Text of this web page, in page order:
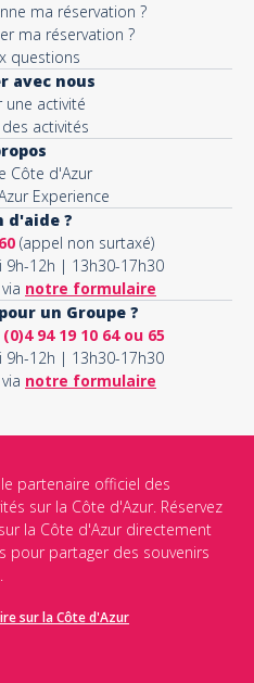
ma réservation ?
ma réservation ?
questions
avec nous
une activité
activités
Côte d'Azur
Experience
d'aide ?
(appel non surtaxé)
9h-12h | 13h30-17h30
notre formulaire
un Groupe ?
(0)4 94 19 10 64 ou 65
9h-12h | 13h30-17h30
notre formulaire
partenaire officiel des
sur la Côte d'Azur. Réservez
la Côte d'Azur directement
pour partager des souvenirs
sur la Côte d'Azur